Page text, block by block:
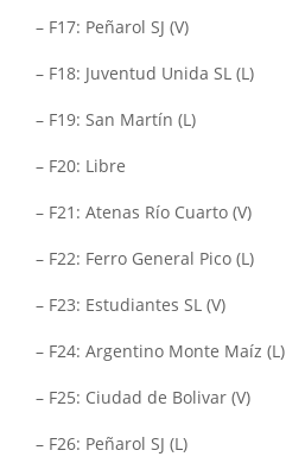
– F17: Peñarol SJ (V)
– F18: Juventud Unida SL (L)
– F19: San Martín (L)
– F20: Libre
– F21: Atenas Río Cuarto (V)
– F22: Ferro General Pico (L)
– F23: Estudiantes SL (V)
– F24: Argentino Monte Maíz (L)
– F25: Ciudad de Bolivar (V)
– F26: Peñarol SJ (L)